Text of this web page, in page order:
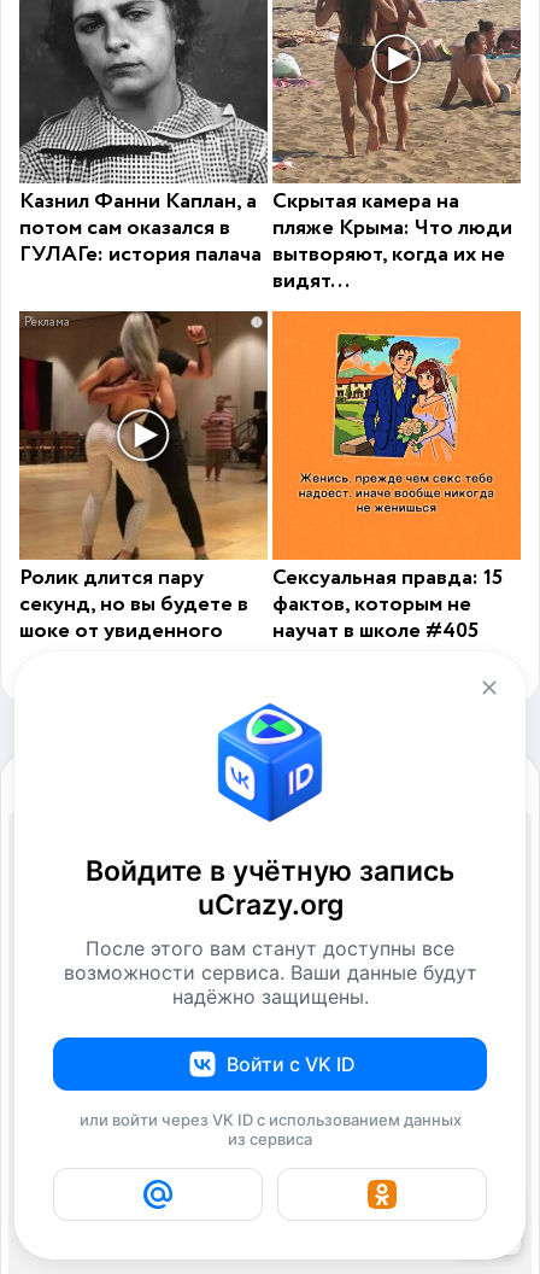
Казнил Фанни Каплан, а
потом сам оказался в
ГУЛАГе: история палача
Скрытая камера на
пляже Крыма: Что люди
вытворяют, когда их не
видят...
i
Ролик длится пару
секунд, но вы будете в
шоке от увиденного
Сексуальная правда: 15
фактов, которым не
научат в школе #405
Войдите в учётную запись
uCrazy.org
После этого вам станут доступны все
возможности сервиса. Ваши данные будут
надёжно защищены.
Войти с VK ID
или войти через VK ID с использованием данных
из сервиса